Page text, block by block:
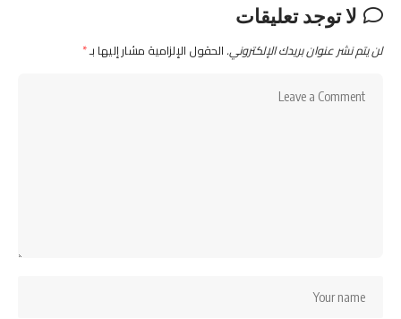
لا توجد تعليقات
لن يتم نشر عنوان بريدك الإلكتروني. الحقول الإلزامية مشار إليها بـ*